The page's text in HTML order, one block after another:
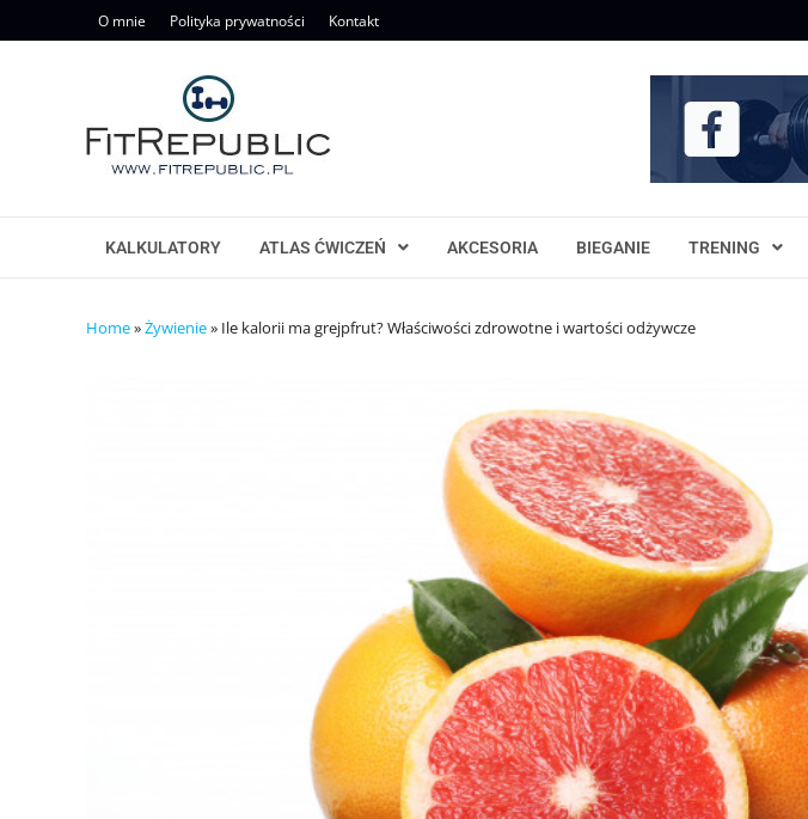
to
O mnie Polityka prywatności Kontakt
KALKULATORY ATLAS ĆWICZEŃ AKCESORIA BIEGANIE TRENING
Home»Żywienie» Ile kalorii ma grejpfrut? Właściwości zdrowotne i wartości odżywcze